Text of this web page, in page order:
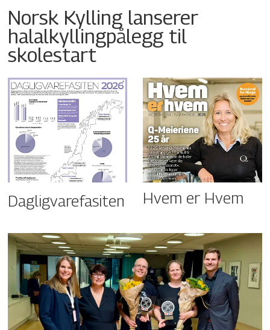
Norsk Kylling lanserer
halalkyllingpålegg til
skolestart
Dagligvarefasiten Hvem er Hvem